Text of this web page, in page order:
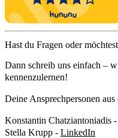
Hast du Fragen oder
Dann schreib uns einfach –
kennenzulernen!
Deine Ansprechpersonen
Konstantin Chatziantoniadis -
Stella Krupp - LinkedIn